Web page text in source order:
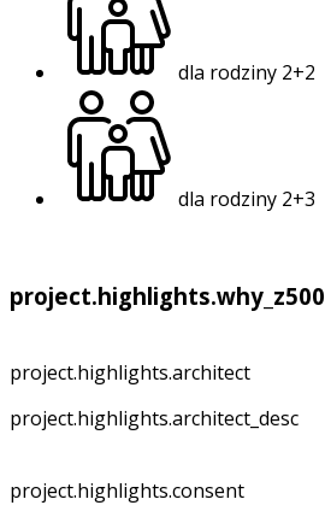
dla rodziny 2+2
dla rodziny 2+3
project.highlights.why_z500
project.highlights.architect
project.highlights.architect_desc
project.highlights.consent